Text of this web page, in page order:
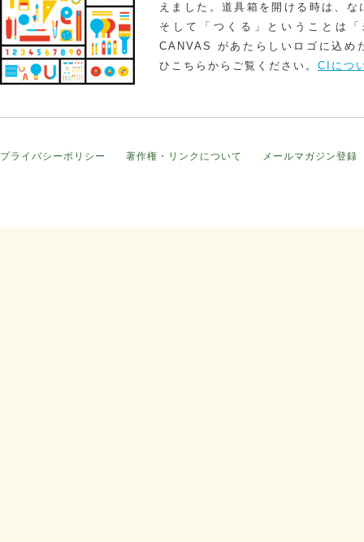
えました。道具箱を開ける時は、
そして「つくる」ということは
CANVAS があたらしいロゴに込め
ひこちらからご覧ください。 CIにつ
プライバシーポリシー 著作権・リンクについて メールマガジン登録